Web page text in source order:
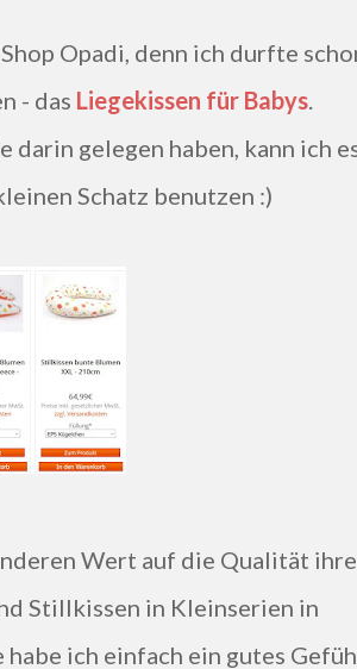
- das Liegekissen für Babys.
darin gelegen haben, kann ich
Schatz benutzen :)
Wert auf die Qualität
Stillkissen in Kleinserien in
ich einfach ein gutes